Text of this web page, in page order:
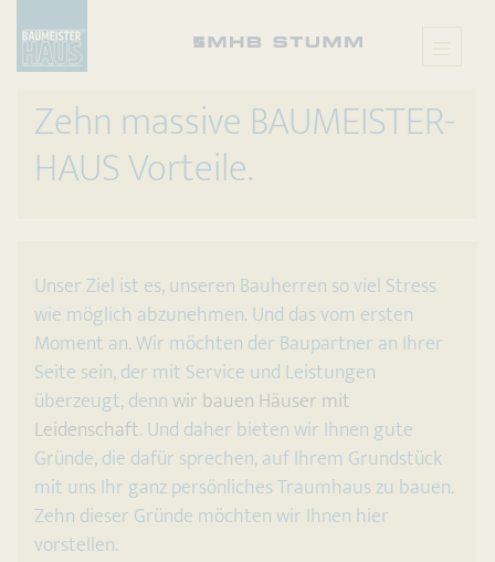
Zehn massive BAUMEISTER-
HAUS Vorteile.
Unser Ziel ist es, unseren Bauherren so viel Stress
wie möglich abzunehmen. Und das vom ersten
Moment an. Wir möchten der Baupartner an Ihrer
Seite sein, der mit Service und Leistungen
überzeugt, dennwir bauen Häuser mit
Leidenschaft. Und daher bieten wir Ihnen gute
Gründe, die dafür sprechen, auf Ihrem Grundstück
mit uns Ihr ganz persönliches Traumhaus zu bauen.
Zehn dieser Gründe möchten wir Ihnen hier
vorstellen.